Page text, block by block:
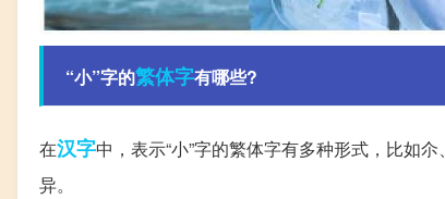
“小”字的繁体字有哪些?
在汉字中，表示“小”字的繁体字有多种形式，比如
异。